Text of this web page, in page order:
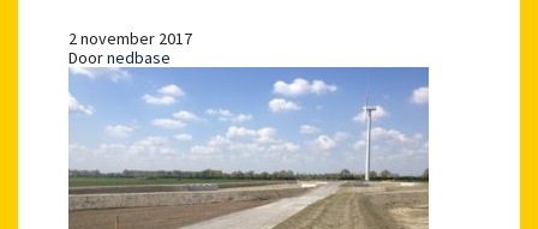
2 november 2017
Doornedbase